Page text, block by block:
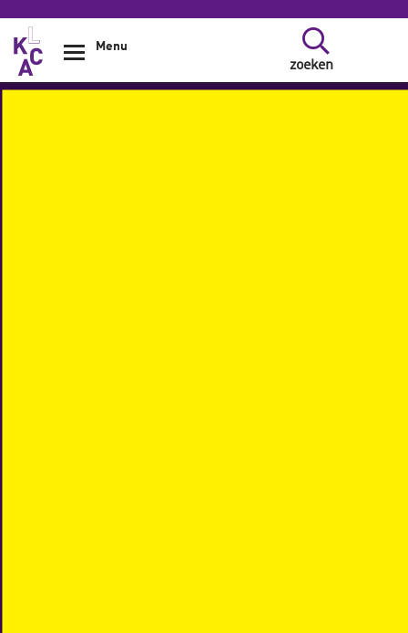
Overslaan en naar de inhoud gaan
zoeken
Menu
cultureel kapitaal: Cultureel Kapitaal -